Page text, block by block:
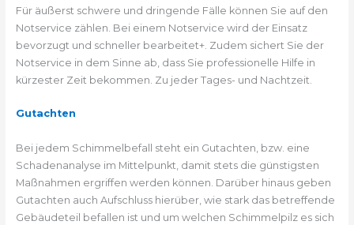
Für äußerst schwere und dringende Fälle können Sie auf den
Notservice zählen. Bei einem Notservice wird der Einsatz
bevorzugt und schneller bearbeitet+. Zudem sichert Sie der
Notservice in dem Sinne ab, dass Sie professionelle Hilfe in
kürzester Zeit bekommen. Zu jeder Tages- und Nachtzeit.
Gutachten
Bei jedem Schimmelbefall steht ein Gutachten, bzw. eine
Schadenanalyse im Mittelpunkt, damit stets die günstigsten
Maßnahmen ergriffen werden können. Darüber hinaus geben
Gutachten auch Aufschluss hierüber, wie stark das betreffende
Gebäudeteil befallen ist und um welchen Schimmelpilz es sich